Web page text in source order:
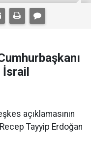
İsrail
açıklamasının
Tayyip Erdoğan